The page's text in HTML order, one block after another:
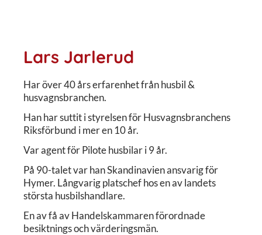
Lars Jarlerud
Har över 40 års erfarenhet från husbil &
husvagnsbranchen.
Han har suttit i styrelsen för Husvagnsbranchens
Riksförbund i mer en 10 år.
Var agent för Pilote husbilar i 9 år.
På 90-talet var han Skandinavien ansvarig för
Hymer. Långvarig platschef hos en av landets
största husbilshandlare.
En av få av Handelskammaren förordnade
besiktnings och värderingsmän.